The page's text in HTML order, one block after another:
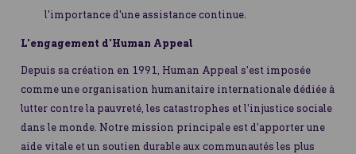
l'importance d'une assistance continue.
L'engagement d'Human Appeal
Depuis sa création en 1991, Human Appeal s'est imposée
comme une organisation humanitaire internationale dédiée à
lutter contre la pauvreté, les catastrophes et l'injustice sociale
dans le monde. Notre mission principale est d'apporter une
aide vitale et un soutien durable aux communautés les plus